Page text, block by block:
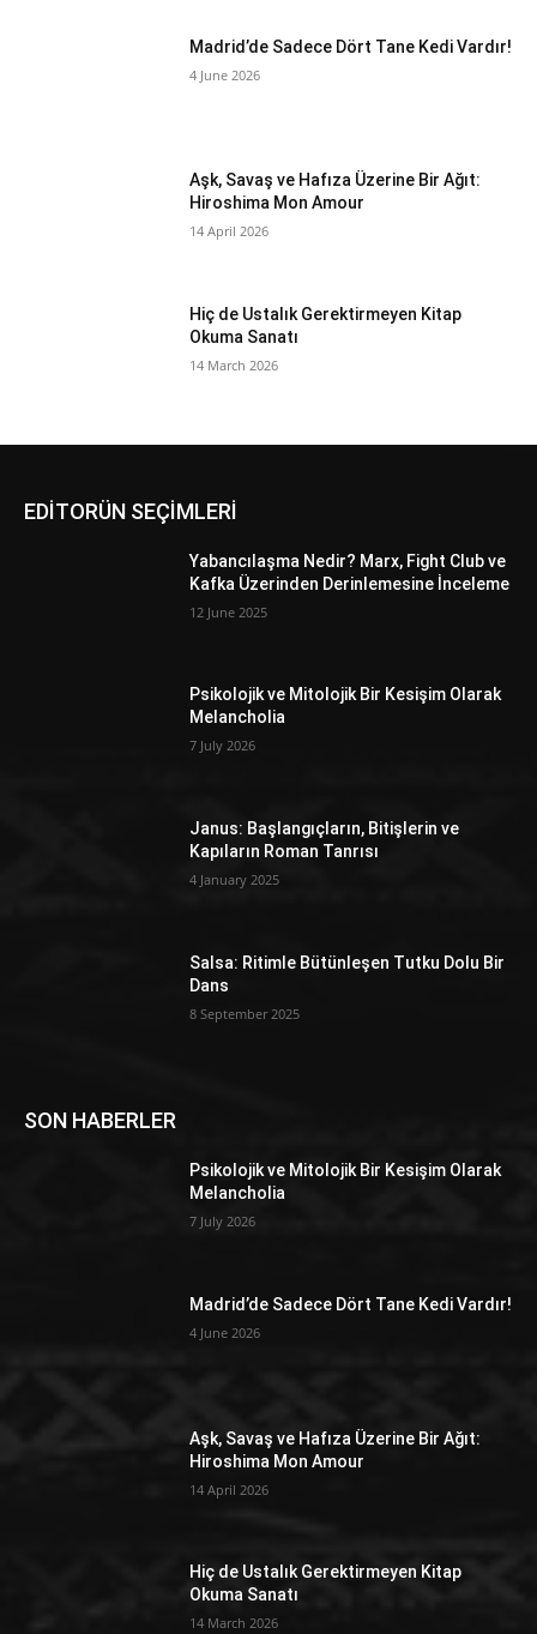
Madrid’de Sadece Dört Tane Kedi Vardır!
4 June 2026
Aşk, Savaş ve Hafıza Üzerine Bir Ağıt:
Hiroshima Mon Amour
14 April 2026
Hiç de Ustalık Gerektirmeyen Kitap
Okuma Sanatı
14 March 2026
EDİTORÜN SEÇİMLERİ
Yabancılaşma Nedir? Marx, Fight Club ve
Kafka Üzerinden Derinlemesine İnceleme
12 June 2025
Psikolojik ve Mitolojik Bir Kesişim Olarak
Melancholia
7 July 2026
Janus: Başlangıçların, Bitişlerin ve
Kapıların Roman Tanrısı
4 January 2025
Salsa: Ritimle Bütünleşen Tutku Dolu Bir
Dans
8 September 2025
SON HABERLER
Psikolojik ve Mitolojik Bir Kesişim Olarak
Melancholia
7 July 2026
Madrid’de Sadece Dört Tane Kedi Vardır!
4 June 2026
Aşk, Savaş ve Hafıza Üzerine Bir Ağıt:
Hiroshima Mon Amour
14 April 2026
Hiç de Ustalık Gerektirmeyen Kitap
Okuma Sanatı
14 March 2026